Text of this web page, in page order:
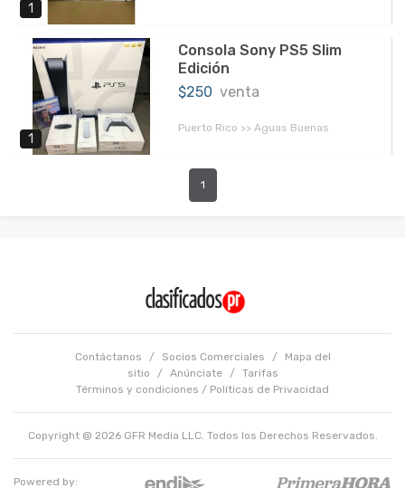
1
1
Consola Sony PS5 Slim
Edición
$250 venta
Puerto Rico >> Aguas Buenas
1
Contáctanos / Socios Comerciales /
Mapa del
sitio
/ Anúnciate /
Tarifas
Términos y condiciones / Políticas de Privacidad
Copyright @ 2026 GFR Media LLC. Todos los Derechos Reservados.
Powered by: